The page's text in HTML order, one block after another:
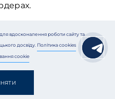
(лист від 14.06.2018
та ДФС (лист від
6/99-99-14-05-01-15),
яких у реквізиті
видаткового
вдосконалення роботи сайту та
досвіду. Політика cookies
cookie